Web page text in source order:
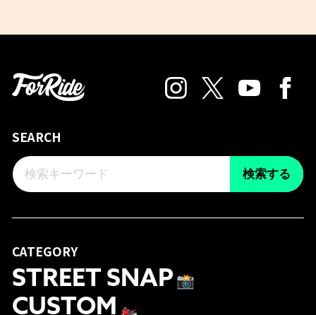
SEARCH
検索する
CATEGORY
STREET SNAP 📸
CUSTOM 🏍